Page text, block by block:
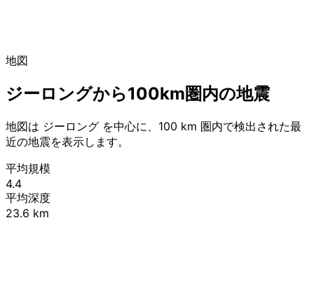
地図
ジーロングから100km圏内の地震
地図は ジーロング を中心に、100 km 圏内で検出された最
近の地震を表示します。
平均規模
4.4
平均深度
23.6 km